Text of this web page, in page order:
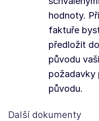
hodnoty.
faktuře
předložit
původu
požadavky
původu.
Další dokumenty